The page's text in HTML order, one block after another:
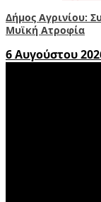
Δήμος Αγρινίου:
Μυϊκή Ατροφία
6 Αυγούστου